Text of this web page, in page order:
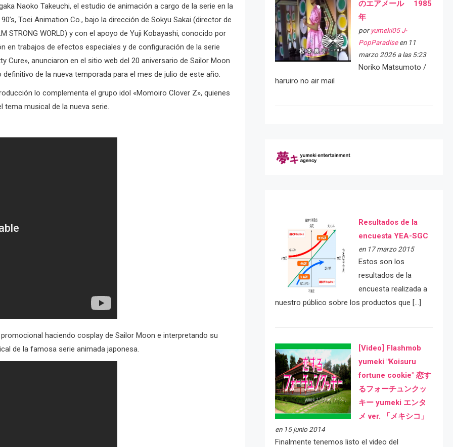
Naoko Takeuchi, el estudio de animación a cargo de la serie en la
Toei Animation Co., bajo la dirección de Sokyu Sakai (director de
STRONG WORLD) y con el apoyo de Yuji Kobayashi, conocido por
en trabajos de efectos especiales y de configuración de la serie
Cure», anunciaron en el sitio web del 20 aniversario de Sailor Moon
definitivo de la nueva temporada para el mes de julio de este año.
lo complementa el grupo idol «Momoiro Clover Z», quienes
tema musical de la nueva serie.
haciendo cosplay de Sailor Moon e interpretando su
de la famosa serie animada japonesa.
のエアメール 1985
年
por yumeki05 J-
PopParadiseen 11
marzo 2026 a las 5:23
Noriko Matsumoto /
haruiro no air mail
Resultados de la
encuesta YEA-SGC
en 17 marzo 2015
Estos son los
resultados de la
encuesta realizada a
nuestro público sobre los productos que […]
[Video] Flashmob
yumeki "Koisuru
fortune cookie" 恋す
るフォーチュンクッ
キー yumeki エンタ
メ ver. 「メキシコ」
en 15 junio 2014
Finalmente tenemos listo el video del